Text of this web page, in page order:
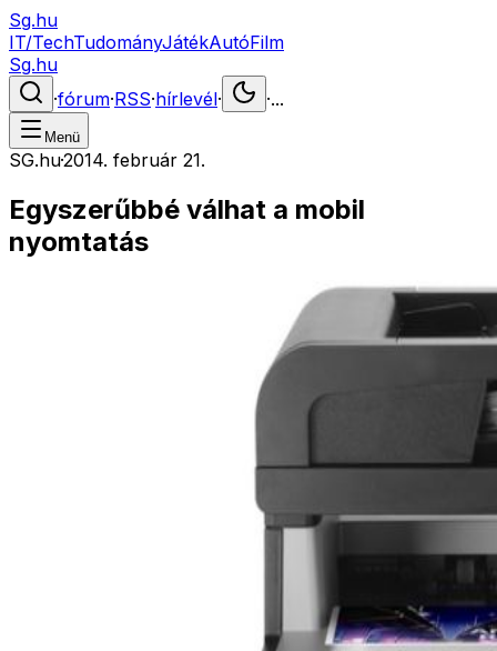
Sg.hu
IT/TechTudományJátékAutóFilm
Sg.hu
·fórum·RSS·hírlevél· ·...
Menü
SG.hu·2014. február 21.
Egyszerűbbé válhat a mobil
nyomtatás